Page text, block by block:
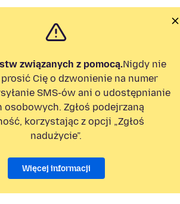
związanych z pomocą.Nigdy nie
Cię o dzwonienie na numer
SMS-ów ani o udostępnianie
osobowych. Zgłoś podejrzaną
korzystając z opcji „Zgłoś
nadużycie”.
Więcej informacji